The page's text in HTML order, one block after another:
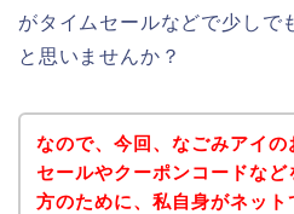
がタイムセールなどで少しで
と思いませんか？
なので、今回、なごみアイの
セールやクーポンコードなど
方のために、私自身がネット